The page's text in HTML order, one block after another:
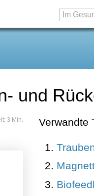
und
3 Min. Verwandte